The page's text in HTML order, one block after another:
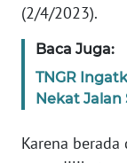
(2/4/2023).
Baca Juga:
TNGR
Nekat
Karena
WN
PAPUA
WN